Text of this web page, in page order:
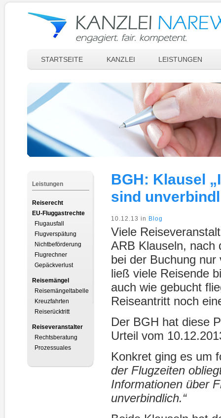
STARTSEITE KANZLEI LEISTUNGEN
BGH: Klausel
sind
10.12.13 in Blog
Viele
ARB Klauseln, nach
bei der Buchung
ließ viele Reisende
auch wie gebucht
Reiseantritt noch
Der BGH hat diese
Urteil vom
Konkret ging es um
der Flugzeiten
Informationen über
unverbindlich.“
Leistungen
Reiserecht
EU-Fluggastrechte
Flugausfall
Flugverspätung
Nichtbeförderung
Flugrechner
Gepäckverlust
Reisemängel
Reisemängeltabelle
Kreuzfahrten
Reiserücktritt
Reiseveranstalter
Rechtsberatung
Prozessuales